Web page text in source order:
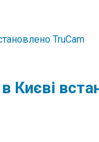
Києві